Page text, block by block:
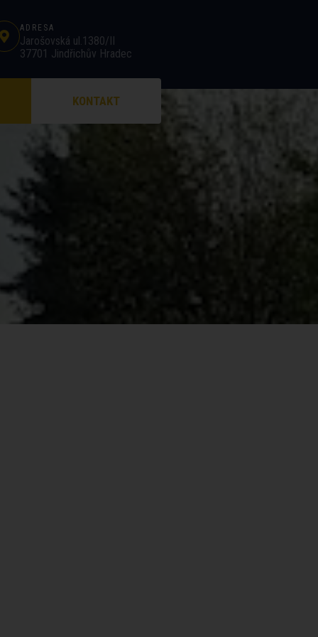
ADRESA
Jarošovská ul.1380/II
37701 Jindřichův Hradec
KONTAKT